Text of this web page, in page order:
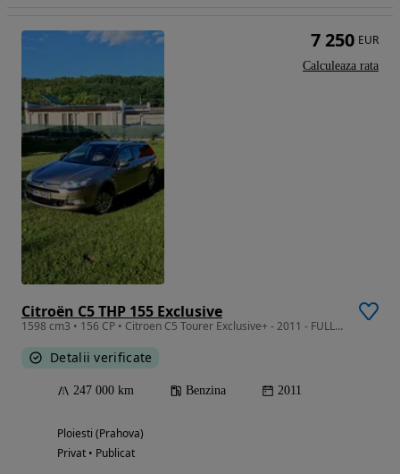
Citroën C5 THP 155 Exclusive
1598 cm3 • 156 CP • Citroen C5 Tourer Exclusive+ - 2011 - FULL - 180HP - EURO5
Detalii verificate
247 000 km Benzina 2011
Ploiesti (Prahova)
Privat • Publicat
7 250 EUR
Calculeaza rata